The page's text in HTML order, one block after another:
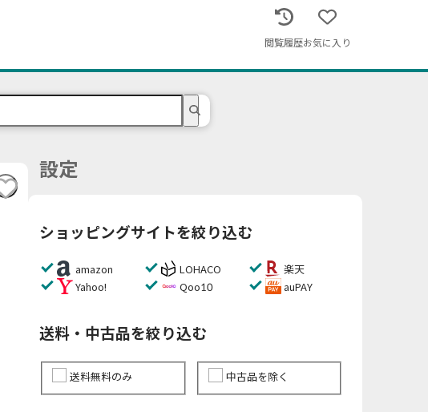
閲覧履歴お気に入り
設定
ショッピングサイトを絞り込む
amazon LOHACO
楽天
Yahoo!
Qoo10 auPAY
送料・中古品を絞り込む
送料無料のみ 中古品を除く